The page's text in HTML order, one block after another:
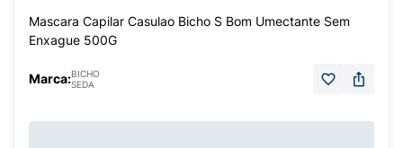
Mascara Capilar Casulao Bicho S Bom Umectante Sem
Enxague 500G
Marca:BICHO
SEDA